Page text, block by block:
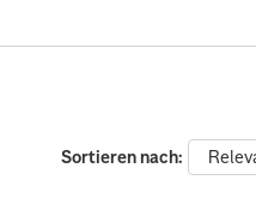
Sortieren nach